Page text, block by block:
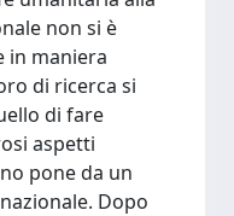
non si è
in maniera
di ricerca si
di fare
aspetti
pone da un
Dopo